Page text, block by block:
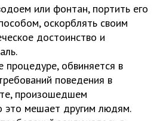
или фонтан, портить его
оскорблять своим
достоинство и
процедуре, обвиняется в
поведения в
произошедшем
это мешает другим людям.